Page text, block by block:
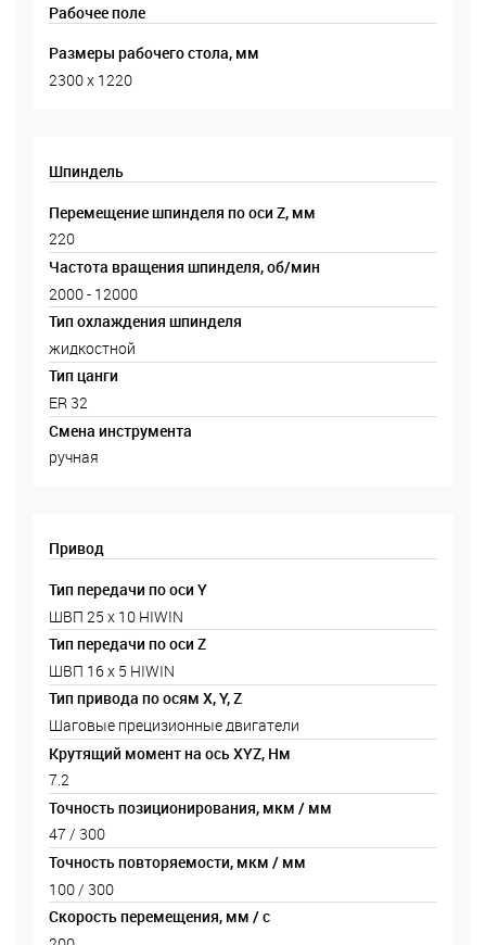
Рабочее поле
Размеры рабочего стола, мм
2300 х 1220
Шпиндель
Перемещение шпинделя по оси Z, мм
220
Частота вращения шпинделя, об/мин
2000 - 12000
Тип охлаждения шпинделя
жидкостной
Тип цанги
ER 32
Смена инструмента
ручная
Привод
Тип передачи по оси Y
ШВП 25 х 10 HIWIN
Тип передачи по оси Z
ШВП 16 х 5 HIWIN
Тип привода по осям X, Y, Z
Шаговые прецизионные двигатели
Крутящий момент на ось XYZ, Нм
7.2
Точность позиционирования, мкм / мм
47 / 300
Точность повторяемости, мкм / мм
100 / 300
Cкорость перемещения, мм / с